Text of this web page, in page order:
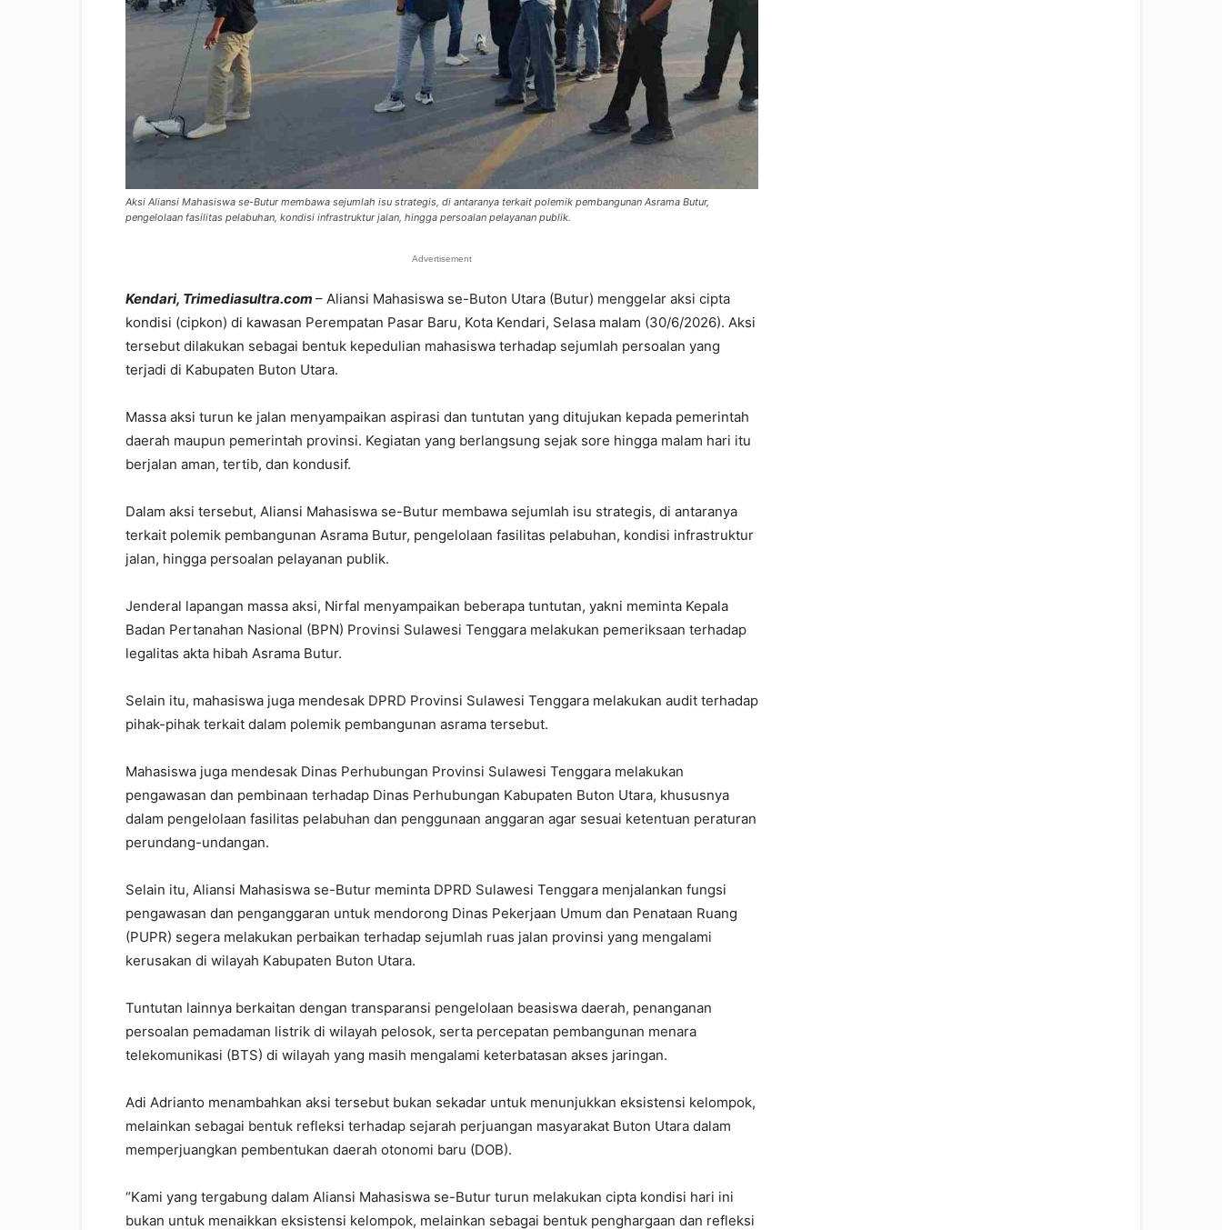
Aksi Aliansi Mahasiswa se-Butur membawa sejumlah isu strategis, di antaranya terkait polemik pembangunan Asrama Butur,
pengelolaan fasilitas pelabuhan, kondisi infrastruktur jalan, hingga persoalan pelayanan publik.
Advertisement
Kendari, Trimediasultra.com – Aliansi Mahasiswa se-Buton Utara (Butur) menggelar aksi cipta
kondisi (cipkon) di kawasan Perempatan Pasar Baru, Kota Kendari, Selasa malam (30/6/2026). Aksi
tersebut dilakukan sebagai bentuk kepedulian mahasiswa terhadap sejumlah persoalan yang
terjadi di Kabupaten Buton Utara.
Massa aksi turun ke jalan menyampaikan aspirasi dan tuntutan yang ditujukan kepada pemerintah
daerah maupun pemerintah provinsi. Kegiatan yang berlangsung sejak sore hingga malam hari itu
berjalan aman, tertib, dan kondusif.
Dalam aksi tersebut, Aliansi Mahasiswa se-Butur membawa sejumlah isu strategis, di antaranya
terkait polemik pembangunan Asrama Butur, pengelolaan fasilitas pelabuhan, kondisi infrastruktur
jalan, hingga persoalan pelayanan publik.
Jenderal lapangan massa aksi, Nirfal menyampaikan beberapa tuntutan, yakni meminta Kepala
Badan Pertanahan Nasional (BPN) Provinsi Sulawesi Tenggara melakukan pemeriksaan terhadap
legalitas akta hibah Asrama Butur.
Selain itu, mahasiswa juga mendesak DPRD Provinsi Sulawesi Tenggara melakukan audit terhadap
pihak-pihak terkait dalam polemik pembangunan asrama tersebut.
Mahasiswa juga mendesak Dinas Perhubungan Provinsi Sulawesi Tenggara melakukan
pengawasan dan pembinaan terhadap Dinas Perhubungan Kabupaten Buton Utara, khususnya
dalam pengelolaan fasilitas pelabuhan dan penggunaan anggaran agar sesuai ketentuan peraturan
perundang-undangan.
Selain itu, Aliansi Mahasiswa se-Butur meminta DPRD Sulawesi Tenggara menjalankan fungsi
pengawasan dan penganggaran untuk mendorong Dinas Pekerjaan Umum dan Penataan Ruang
(PUPR) segera melakukan perbaikan terhadap sejumlah ruas jalan provinsi yang mengalami
kerusakan di wilayah Kabupaten Buton Utara.
Tuntutan lainnya berkaitan dengan transparansi pengelolaan beasiswa daerah, penanganan
persoalan pemadaman listrik di wilayah pelosok, serta percepatan pembangunan menara
telekomunikasi (BTS) di wilayah yang masih mengalami keterbatasan akses jaringan.
Adi Adrianto menambahkan aksi tersebut bukan sekadar untuk menunjukkan eksistensi kelompok,
melainkan sebagai bentuk refleksi terhadap sejarah perjuangan masyarakat Buton Utara dalam
memperjuangkan pembentukan daerah otonomi baru (DOB).
“Kami yang tergabung dalam Aliansi Mahasiswa se-Butur turun melakukan cipta kondisi hari ini
bukan untuk menaikkan eksistensi kelompok, melainkan sebagai bentuk penghargaan dan refleksi